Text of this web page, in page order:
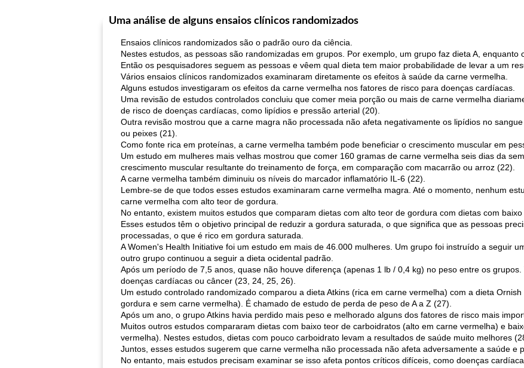
Uma análise de alguns ensaios clínicos randomizados
Ensaios clínicos randomizados são o padrão ouro da ciência.
Nestes estudos, as pessoas são randomizadas em grupos. Por exemplo, um grupo faz dieta A, enquanto
Então os pesquisadores seguem as pessoas e vêem qual dieta tem maior probabilidade de levar a um
Vários ensaios clínicos randomizados examinaram diretamente os efeitos à saúde da carne vermelha.
Alguns estudos investigaram os efeitos da carne vermelha nos fatores de risco para doenças cardíacas.
Uma revisão de estudos controlados concluiu que comer meia porção ou mais de carne vermelha
de risco de doenças cardíacas, como lipídios e pressão arterial (20).
Outra revisão mostrou que a carne magra não processada não afeta negativamente os lipídios no
ou peixes (21).
Como fonte rica em proteínas, a carne vermelha também pode beneficiar o crescimento muscular em
Um estudo em mulheres mais velhas mostrou que comer 160 gramas de carne vermelha seis dias da
crescimento muscular resultante do treinamento de força, em comparação com macarrão ou arroz (22).
A carne vermelha também diminuiu os níveis do marcador inflamatório IL-6 (22).
Lembre-se de que todos esses estudos examinaram carne vermelha magra. Até o momento, nenhum
carne vermelha com alto teor de gordura.
No entanto, existem muitos estudos que comparam dietas com alto teor de gordura com dietas com baixo
Esses estudos têm o objetivo principal de reduzir a gordura saturada, o que significa que as pessoas
processadas, o que é rico em gordura saturada.
A Women's Health Initiative foi um estudo em mais de 46.000 mulheres. Um grupo foi instruído a seguir
outro grupo continuou a seguir a dieta ocidental padrão.
Após um período de 7,5 anos, quase não houve diferença (apenas 1 lb / 0,4 kg) no peso entre os
doenças cardíacas ou câncer (23, 24, 25, 26).
Um estudo controlado randomizado comparou a dieta Atkins (rica em carne vermelha) com a dieta
gordura e sem carne vermelha). É chamado de estudo de perda de peso de A a Z (27).
Após um ano, o grupo Atkins havia perdido mais peso e melhorado alguns dos fatores de risco mais
Muitos outros estudos compararam dietas com baixo teor de carboidratos (alto em carne vermelha) e
vermelha). Nestes estudos, dietas com pouco carboidrato levam a resultados de saúde muito melhores
Juntos, esses estudos sugerem que carne vermelha não processada não afeta adversamente a saúde e
No entanto, mais estudos precisam examinar se isso afeta pontos críticos difíceis, como doenças